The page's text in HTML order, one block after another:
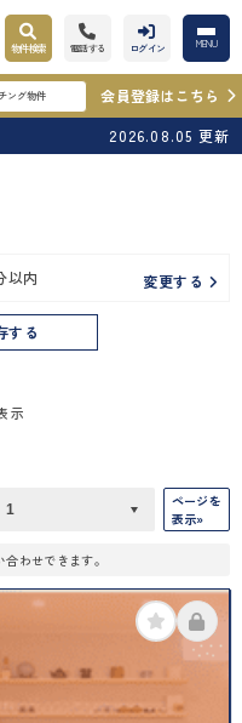
物件検索 電話する ログイン MENU
ング物件
会員登録はこちら
2026.08.05 更新
以内 変更する
する
示
ページを
表示»
わせできます。